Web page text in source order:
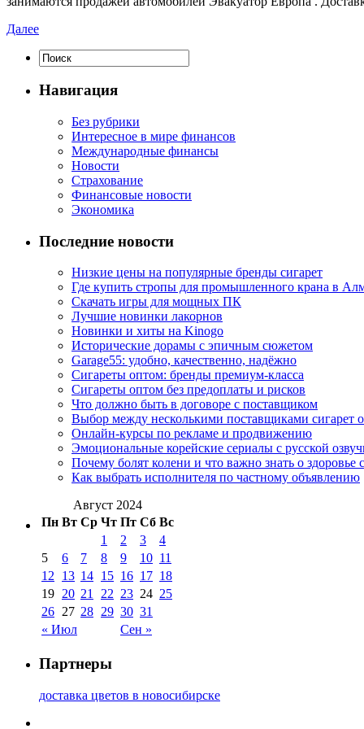
Далее
Навигация
Без рубрики
Интересное в мире финансов
Международные финансы
Новости
Страхование
Финансовые новости
Экономика
Последние новости
Низкие цены на популярные бренды сигарет
Где купить стропы для промышленного крана в
Скачать игры для мощных ПК
Лучшие новинки лакорнов
Новинки и хиты на Kinogo
Исторические дорамы с эпичным сюжетом
Garage55: удобно, качественно, надёжно
Сигареты оптом: бренды премиум-класса
Сигареты оптом без предоплаты и рисков
Что должно быть в договоре с поставщиком
Выбор между несколькими поставщиками сигарет
Онлайн-курсы по рекламе и продвижению
Эмоциональные корейские сериалы с русской
Почему болят колени и что важно знать о здоровье
Как выбрать исполнителя по частному объявлению
Август 2024
Пн Вт Ср Чт Пт Сб Вс
« Июл Сен »
1 2 3
4
5
6 7 8 9 10 11
12 13 14 15 16 17 18
19 20 21 22 23 24 25
26 27 28 29 30 31
Партнеры
доставка цветов в новосибирске